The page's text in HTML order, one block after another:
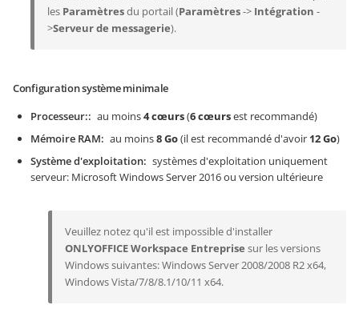
les Paramètresdu portail (Paramètres-> Intégration -
>Serveur de messagerie).
Configuration système minimale
Processeur:
au moins4 cœurs(6 cœursest recommandé)
Mémoire RAM
au moins8 Go(il est recommandé d'avoir 12 Go)
Système d'exploitation
systèmes d'exploitation uniquement
serveur: Microsoft Windows Server 2016 ou version ultérieure
Veuillez notez qu'il est impossible d'installer
ONLYOFFICE Workspace Entreprise sur les versions
Windows suivantes: Windows Server 2008/2008 R2 x64,
Windows Vista/7/8/8.1/10/11 x64.